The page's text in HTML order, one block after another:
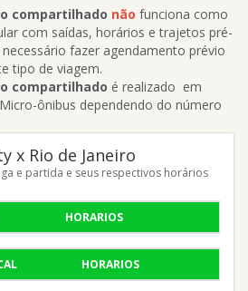
compartilhado não funciona como
com saídas, horários e trajetos pré-
fazer agendamento prévio
tipo de viagem.
compartilhado é realizado em
ônibus dependendo do número
x Rio de Janeiro
e partida e seus respectivos horários
HORARIOS
HORARIOS